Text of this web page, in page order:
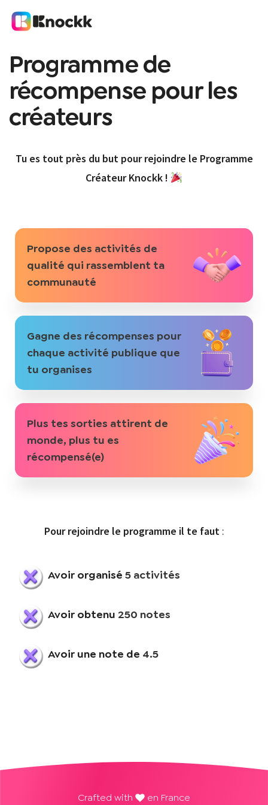
Programme de
récompense pour les
créateurs
Tu es tout près du but pour rejoindre le Programme
Créateur Knockk !
Propose des activités de
qualité qui rassemblent ta
communauté
Gagne des récompenses pour
chaque activité publique que
tu organises
Plus tes sorties attirent de
monde, plus tu es
récompensé(e)
Pour rejoindre le programme il te faut :
Avoir organisé 5 activités
Avoir obtenu 250 notes
Avoir une note de 4.5
Crafted with en France